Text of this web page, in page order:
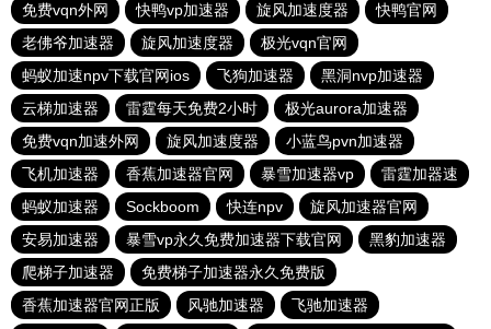
免费vqn外网
快鸭vp加速器 旋风加速度器
快鸭官网
老佛爷加速器
旋风加速度器
极光vqn官网
蚂蚁加速npv下载官网ios
飞狗加速器
黑洞nvp加速器
云梯加速器
雷霆每天免费2小时
极光aurora加速器
免费vqn加速外网
旋风加速度器
小蓝鸟pvn加速器
飞机加速器
香蕉加速器官网 暴雪加速器vp
雷霆加器速
蚂蚁加速器
Sockboom 快连npv
旋风加速器官网
安易加速器
暴雪vp永久免费加速器下载官网
黑豹加速器
爬梯子加速器
免费梯子加速器永久免费版
香蕉加速器官网正版
风驰加速器 飞驰加速器